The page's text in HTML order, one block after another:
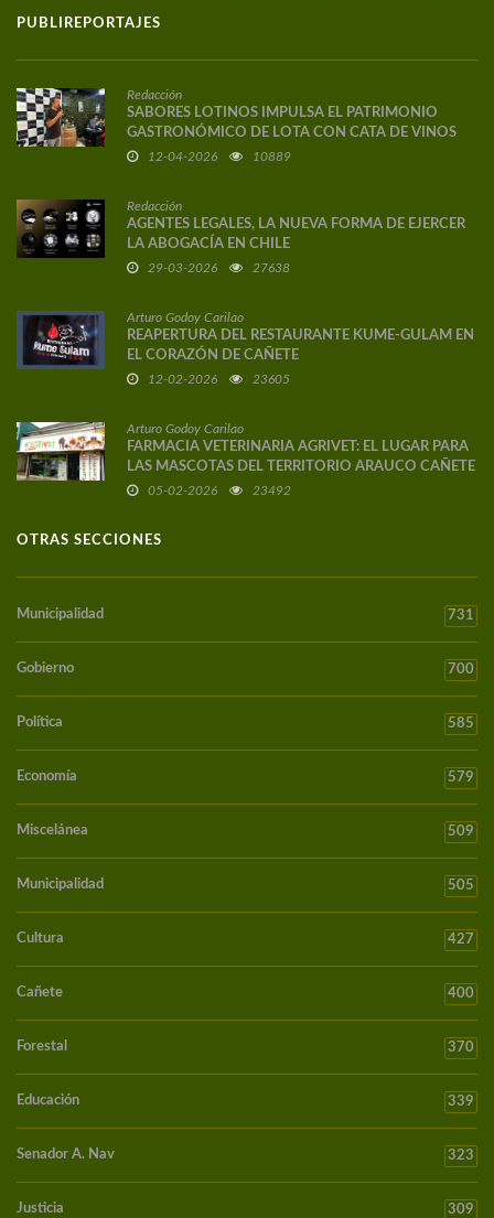
PUBLIREPORTAJES
Redacción
SABORES LOTINOS IMPULSA EL PATRIMONIO
GASTRONÓMICO DE LOTA CON CATA DE VINOS
DE AUTOR
12-04-2026 10889
Redacción
AGENTES LEGALES, LA NUEVA FORMA DE EJERCER
LA ABOGACÍA EN CHILE
29-03-2026 27638
Arturo Godoy Carilao
REAPERTURA DEL RESTAURANTE KUME-GULAM EN
EL CORAZÓN DE CAÑETE
12-02-2026 23605
Arturo Godoy Carilao
FARMACIA VETERINARIA AGRIVET: EL LUGAR PARA
LAS MASCOTAS DEL TERRITORIO ARAUCO CAÑETE
05-02-2026 23492
OTRAS SECCIONES
Municipalidad 731
Gobierno 700
Política 585
Economía 579
Miscelánea 509
Municipalidad 505
Cultura 427
Cañete 400
Forestal 370
Educación 339
Senador A. Nav 323
Justicia 309